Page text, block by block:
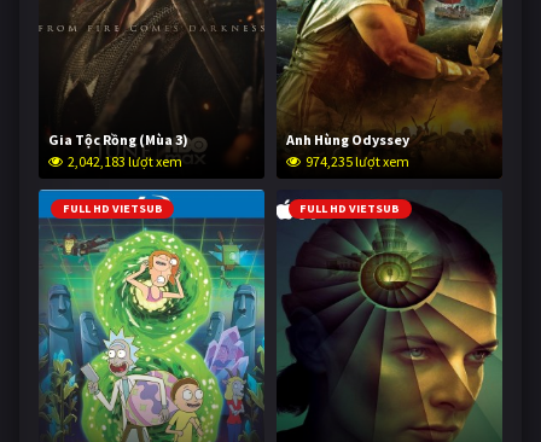
Gia Tộc Rồng (Mùa 3)
2,042,183 lượt xem
Anh Hùng Odyssey
974,235 lượt xem
FULL HD VIETSUB FULL HD VIETSUB